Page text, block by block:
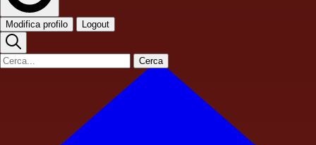
Modifica profilo Logout
Cerca